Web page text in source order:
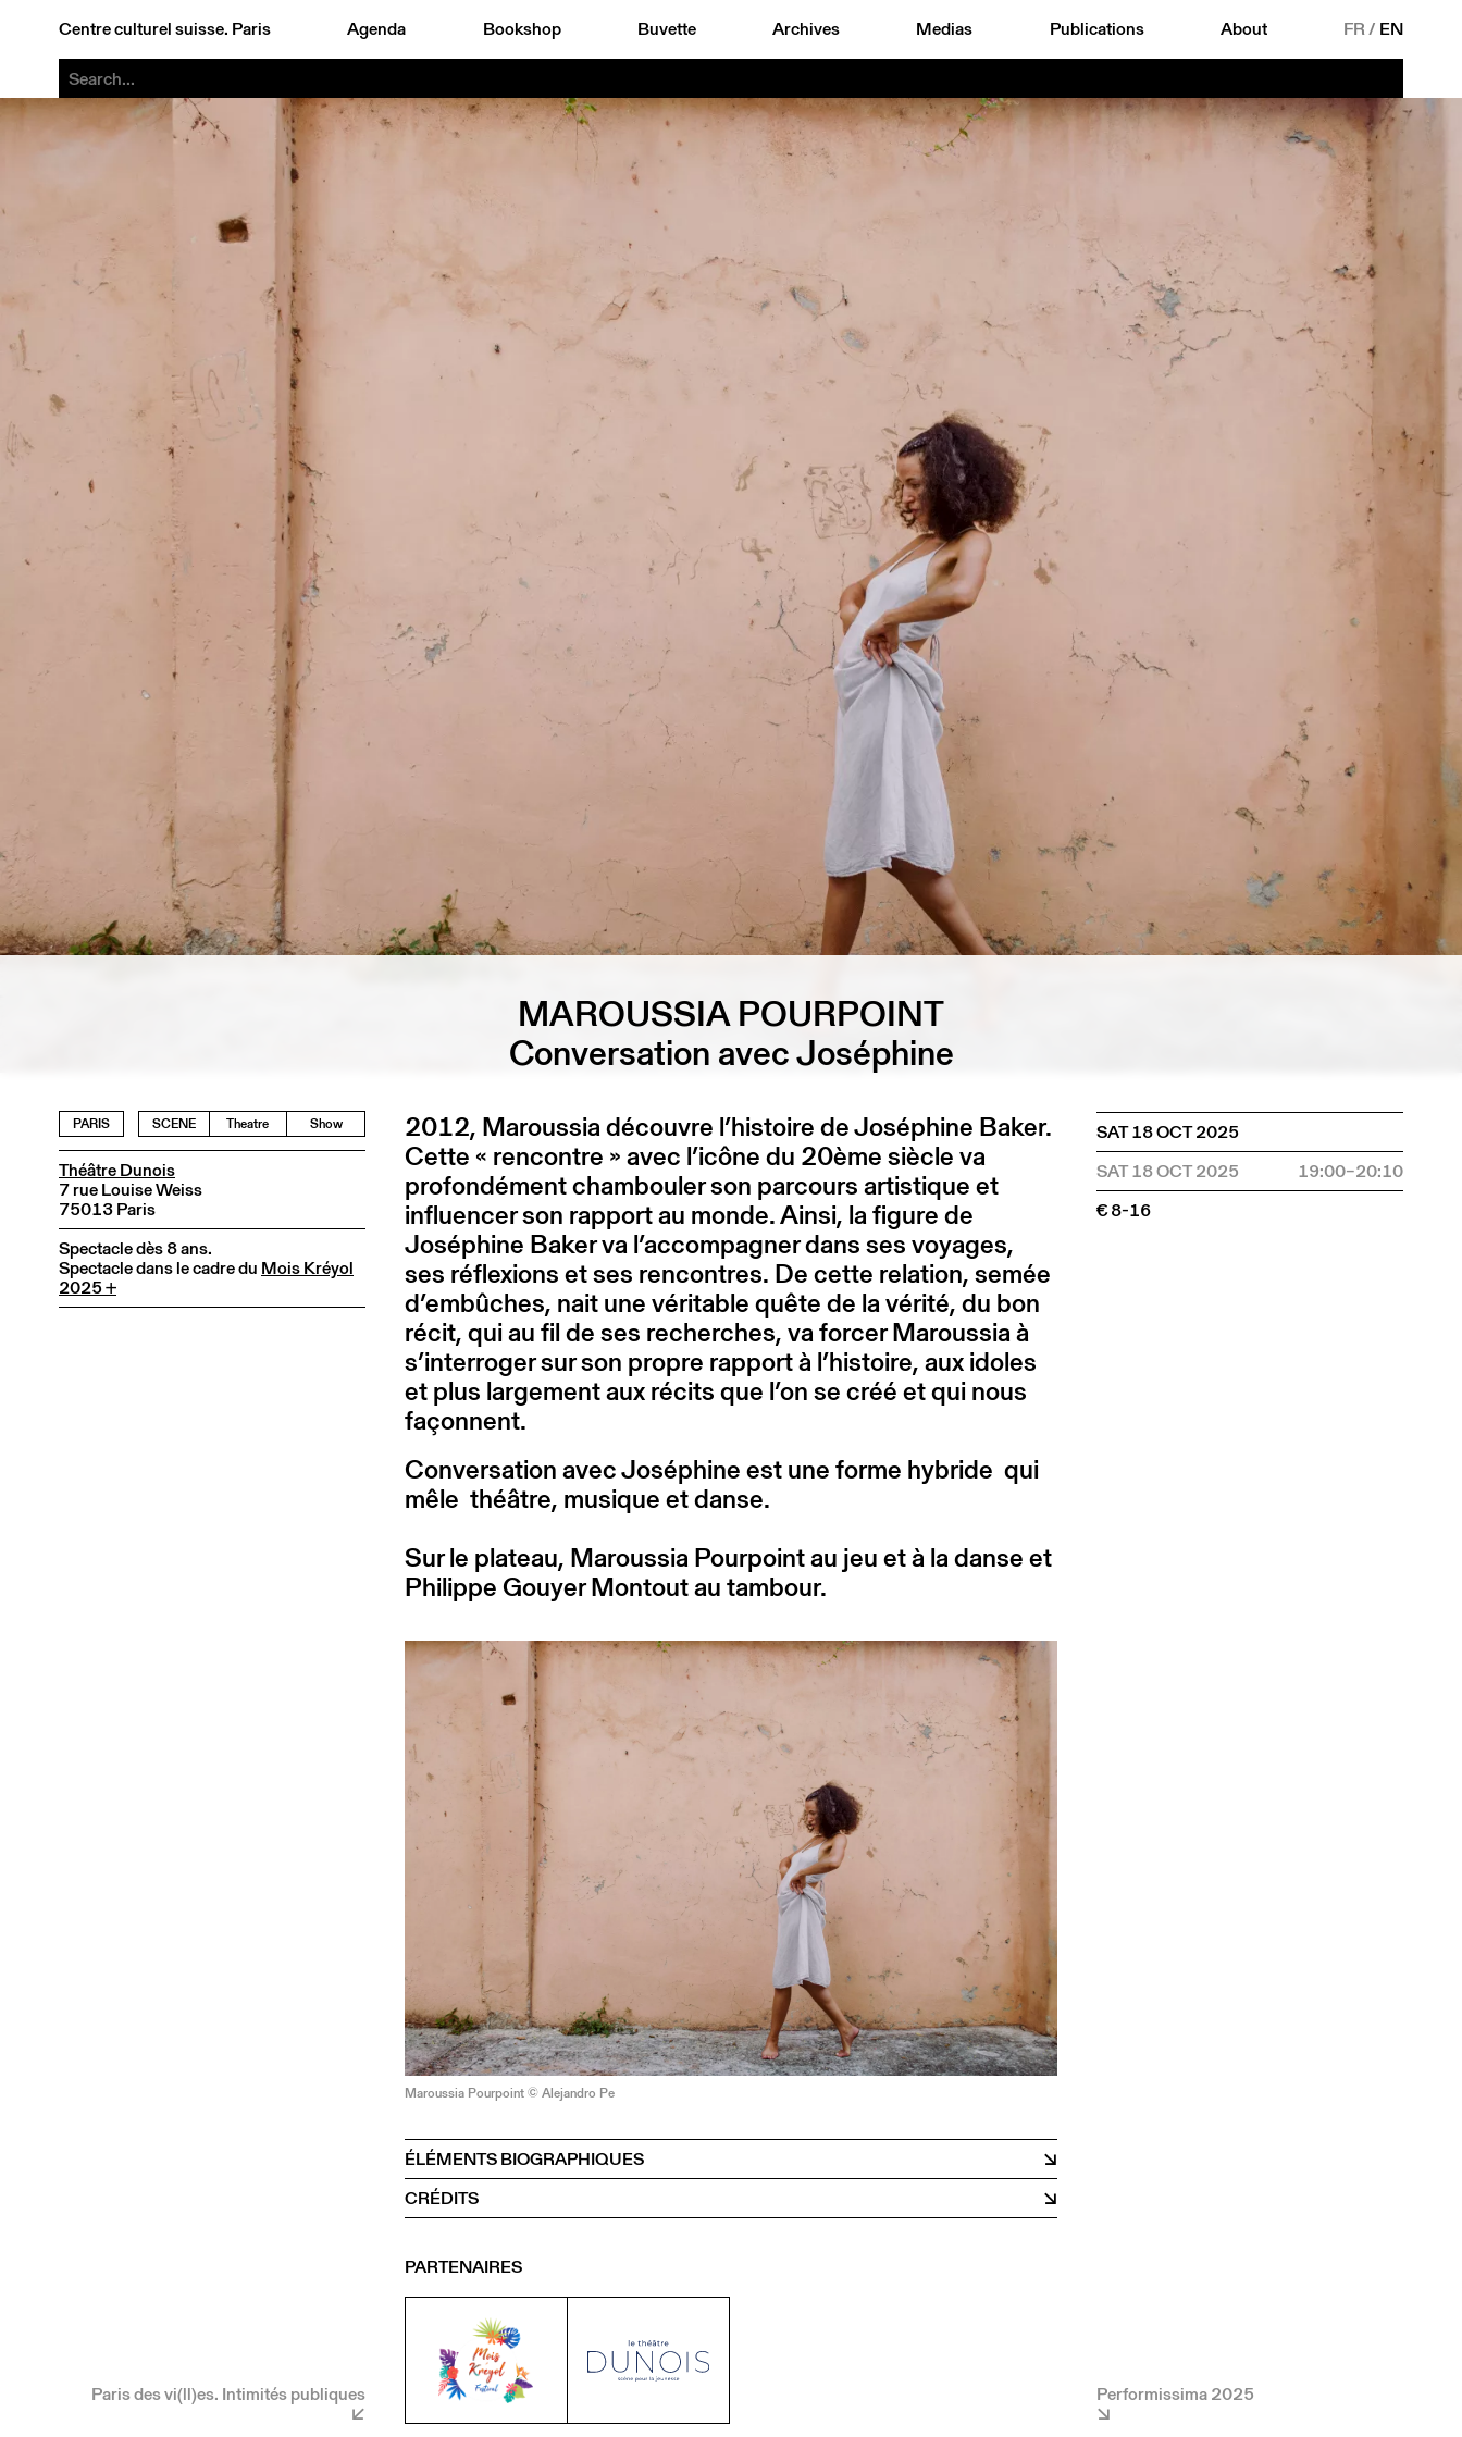
Centre culturel suisse. Paris Agenda Bookshop Buvette Archives Medias Publications About FR/ EN
MAROUSSIA POURPOINT
Conversation avec Joséphine
PARIS SCENE Theatre Show
Théâtre Dunois
7 rue Louise Weiss
75013 Paris
Spectacle dès 8 ans.
Spectacle dans le cadre du Mois Kréyol
2025 +
Paris des vi(ll)es. Intimités publiques
2012, Maroussia découvre l’histoire de Joséphine Baker.
Cette « rencontre » avec l’icône du 20ème siècle va
profondément chambouler son parcours artistique et
influencer son rapport au monde. Ainsi, la figure de
Joséphine Baker va l’accompagner dans ses voyages,
ses réflexions et ses rencontres. De cette relation, semée
d’embûches, nait une véritable quête de la vérité, du bon
récit, qui au fil de ses recherches, va forcer Maroussia à
s’interroger sur son propre rapport à l’histoire, aux idoles
et plus largement aux récits que l’on se créé et qui nous
façonnent.
Conversation avec Joséphine est une forme hybride qui
mêle théâtre, musique et danse.
Sur le plateau, Maroussia Pourpoint au jeu et à la danse et
Philippe Gouyer Montout au tambour.
Maroussia Pourpoint © Alejandro Pe
ÉLÉMENTS BIOGRAPHIQUES
CRÉDITS
PARTENAIRES
SAT 18 OCT 2025
SAT 18 OCT 2025
19:00–20:10
€ 8-16
Performissima 2025